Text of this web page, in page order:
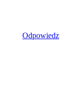
Odpowiedz